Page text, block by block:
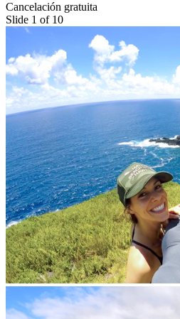
Cancelación gratuita
Slide 1 of 10